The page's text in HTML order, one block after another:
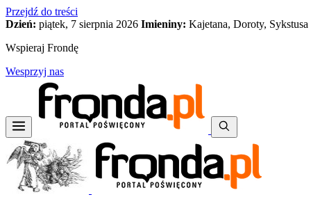
Przejdź do treści
Dzień: piątek, 7 sierpnia 2026 Imieniny: Kajetana, Doroty, Sykstusa
Wspieraj Frondę
Wesprzyj nas